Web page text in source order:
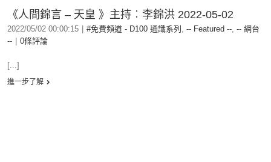
《人間錦言 – 天皇 》主持︰李錦洪 2022-05-02
2022/05/02 00:00:15 #免費頻道 - D100 通識系列 , -- Featured --, -- 網台
--
0條評論
[...]
進一步了解